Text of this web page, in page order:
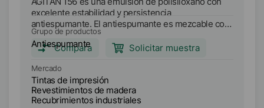
excelente estabilidad y persistencia
antiespumante. El antiespumante es mezcable con
agua en todas las proporciones. El AGITAN 156
puede utilizarse en sistemas base agua
pigmentados y no pigmentados. El AGITAN 156 está
especialmente diseñado para su uso en
revestimientos de madera al agua, en particular
revestimientos aplicados sin aire, airmix y HVLP y
lacas para parquet.
Compara Solicitar muestra
Grupo de productos
Antiespumante
Mercado
Tintas de impresión
Revestimientos de madera
Recubrimientos industriales